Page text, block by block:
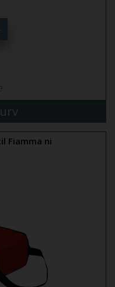
Fiamma ni